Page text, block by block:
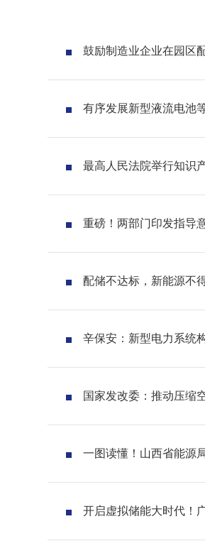
鼓励制造业企业在园区
有序发展新型液流电池
最高人民法院举行知识
重磅！两部门印发指导
配储不达标，新能源不
辛保安：新型电力系统
国家发改委：推动压缩
一图读懂！山西省能源
开启虚拟储能大时代！